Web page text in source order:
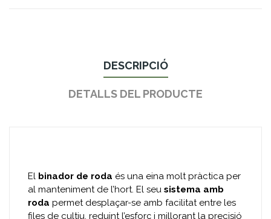
DESCRIPCIÓ
DETALLS DEL PRODUCTE
El binador de roda és una eina molt pràctica per
al manteniment de l’hort. El seu sistema amb
roda permet desplaçar-se amb facilitat entre les
files de cultiu, reduint l’esforç i millorant la precisió